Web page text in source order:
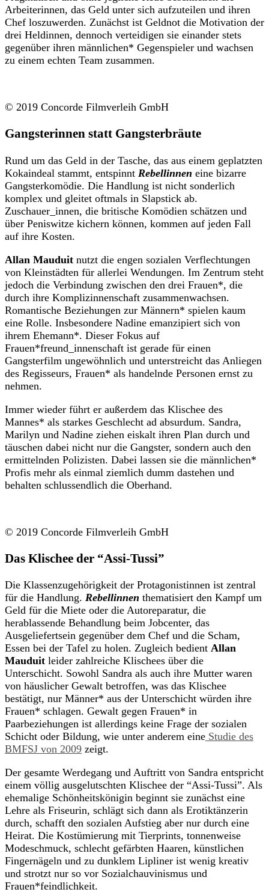
Arbeiterinnen, das Geld unter sich aufzuteilen und ihren
Chef loszuwerden. Zunächst ist Geldnot die Motivation der
drei Heldinnen, dennoch verteidigen sie einander stets
gegenüber ihren männlichen* Gegenspieler und wachsen
zu einem echten Team zusammen.
© 2019 Concorde Filmverleih GmbH
Gangsterinnen statt Gangsterbräute
Rund um das Geld in der Tasche, das aus einem geplatzten
Kokaindeal stammt, entspinnt Rebellinnen eine bizarre
Gangsterkomödie. Die Handlung ist nicht sonderlich
komplex und gleitet oftmals in Slapstick ab.
Zuschauer_innen, die britische Komödien schätzen und
über Peniswitze kichern können, kommen auf jeden Fall
auf ihre Kosten.
Allan Mauduit nutzt die engen sozialen Verflechtungen
von Kleinstädten für allerlei Wendungen. Im Zentrum steht
jedoch die Verbindung zwischen den drei Frauen*, die
durch ihre Komplizinnenschaft zusammenwachsen.
Romantische Beziehungen zur Männern* spielen kaum
eine Rolle. Insbesondere Nadine emanzipiert sich von
ihrem Ehemann*. Dieser Fokus auf
Frauen*freund_innenschaft ist gerade für einen
Gangsterfilm ungewöhnlich und unterstreicht das Anliegen
des Regisseurs, Frauen* als handelnde Personen ernst zu
nehmen.
Immer wieder führt er außerdem das Klischee des
Mannes* als starkes Geschlecht ad absurdum. Sandra,
Marilyn und Nadine ziehen eiskalt ihren Plan durch und
täuschen dabei nicht nur die Gangster, sondern auch den
ermittelnden Polizisten. Dabei lassen sie die männlichen*
Profis mehr als einmal ziemlich dumm dastehen und
behalten schlussendlich die Oberhand.
© 2019 Concorde Filmverleih GmbH
Das Klischee der “Assi-Tussi”
Die Klassenzugehörigkeit der Protagonistinnen ist zentral
für die Handlung. Rebellinnen thematisiert den Kampf um
Geld für die Miete oder die Autoreparatur, die
herablassende Behandlung beim Jobcenter, das
Ausgeliefertsein gegenüber dem Chef und die Scham,
Essen bei der Tafel zu holen. Zugleich bedient Allan
Mauduit leider zahlreiche Klischees über die
Unterschicht. Sowohl Sandra als auch ihre Mutter waren
von häuslicher Gewalt betroffen, was das Klischee
bestätigt, nur Männer* aus der Unterschicht würden ihre
Frauen* schlagen. Gewalt gegen Frauen* in
Paarbeziehungen ist allerdings keine Frage der sozialen
Schicht oder Bildung, wie unter anderem eine Studie des
BMFSJ von 2009 zeigt.
Der gesamte Werdegang und Auftritt von Sandra entspricht
einem völlig ausgelutschten Klischee der “Assi-Tussi”. Als
ehemalige Schönheitskönigin beginnt sie zunächst eine
Lehre als Friseurin, schlägt sich dann als Erotiktänzerin
durch, schafft den sozialen Aufstieg aber nur durch eine
Heirat. Die Kostümierung mit Tierprints, tonnenweise
Modeschmuck, schlecht gefärbten Haaren, künstlichen
Fingernägeln und zu dunklem Lipliner ist wenig kreativ
und strotzt nur so vor Sozialchauvinismus und
Frauen*feindlichkeit.